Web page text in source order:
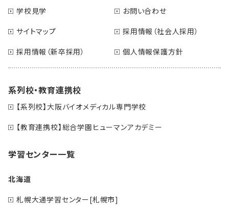
学校見学
お問い合わせ
サイトマップ
採用情報（社会人採用）
採用情報（新卒採用）
個人情報保護方針
系列校・教育連携校
【系列校】大阪バイオメディカル専門学校
【教育連携校】総合学園ヒューマンアカデミー
学習センター一覧
北海道
札幌大通学習センター[札幌市]